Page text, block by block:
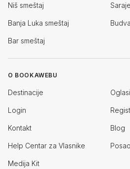
Niš smeštaj
Banja Luka smeštaj
Bar smeštaj
O BOOKAWEBU
Destinacije
Login
Kontakt Blog
Help Centar za Vlasnike Posao
Medija Kit